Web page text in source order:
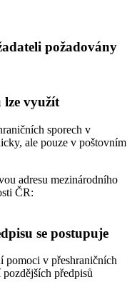
požadovány
lze využít
sporech v
ale pouze v poštovním
adresu mezinárodního
ČR:
se postupuje
pomoci v přeshraničních
předpisů